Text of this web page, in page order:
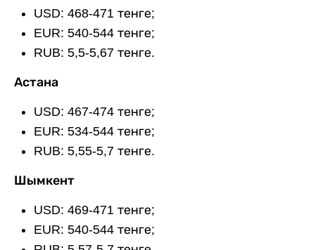
USD: 468-471 тенге;
EUR: 540-544 тенге;
RUB: 5,5-5,67 тенге.
Астана
USD: 467-474 тенге;
EUR: 534-544 тенге;
RUB: 5,55-5,7 тенге.
Шымкент
USD: 469-471 тенге;
EUR: 540-544 тенге;